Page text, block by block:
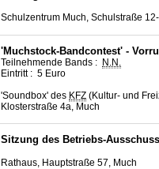
Schulzentrum Much, Schulstraße
'Muchstock-Bandcontest' -
Teilnehmende Bands : N.N.
Eintritt : 5 Euro
'Soundbox' des KFZ (Kultur- und
Klosterstraße 4a, Much
Sitzung des Betriebs-
Rathaus, Hauptstraße 57, Much